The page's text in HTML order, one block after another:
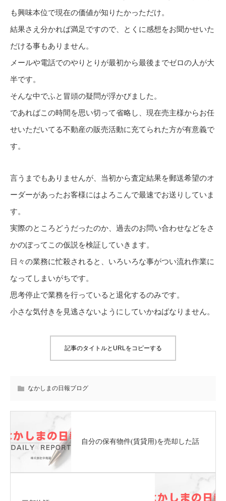
も興味本位で現在の価値が知りたかっただけ。
結果さえ分かれば満足ですので、とくに感想をお聞かせいた
だける事もありません。
メールや電話でのやりとりが最初から最後までゼロの人が大
半です。
そんな中でふと冒頭の疑問が浮かびました。
であればこの時間を思い切って省略し、現在売主様からお任
せいただいてる不動産の販売活動に充てられた方が有意義で
す。
言うまでもありませんが、当初から査定結果を郵送希望のオ
ーダーがあったお客様にはよろこんで最速でお送りしていま
す。
実際のところどうだったのか、過去のお問い合わせなどをさ
かのぼってこの仮説を検証していきます。
日々の業務に忙殺されると、いろいろな事がつい流れ作業に
なってしまいがちです。
思考停止で業務を行っていると退化するのみです。
小さな気付きを見逃さないようにしていかねばなりません。
記事のタイトルとURLをコピーする
なかしまの日報ブログ
自分の保有物件(賃貸用)を売却した話